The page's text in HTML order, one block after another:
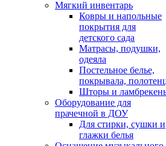
Мягкий инвентарь
Ковры и напольные
покрытия для
детского сада
Матрасы, подушки,
одеяла
Постельное белье,
покрывала,
Шторы и
Оборудование для
прачечной в ДОУ
Для стирки, сушки и
глажки белья